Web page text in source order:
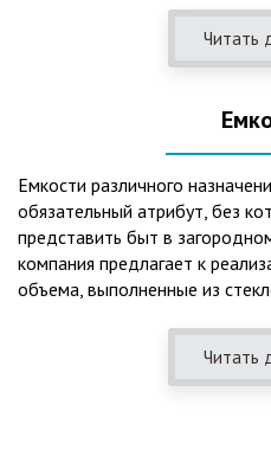
механическая и
Главная причина
также отнести:
безупречное качество
стойкость к высокому
ненаполненном состоянии);
полная герметичность, что
Читать
Емкости различного
обязательный атрибут, без
представить быт в
компания предлагает к
объема, выполненные из
одна из основных сфер их
это организация центров
Читать